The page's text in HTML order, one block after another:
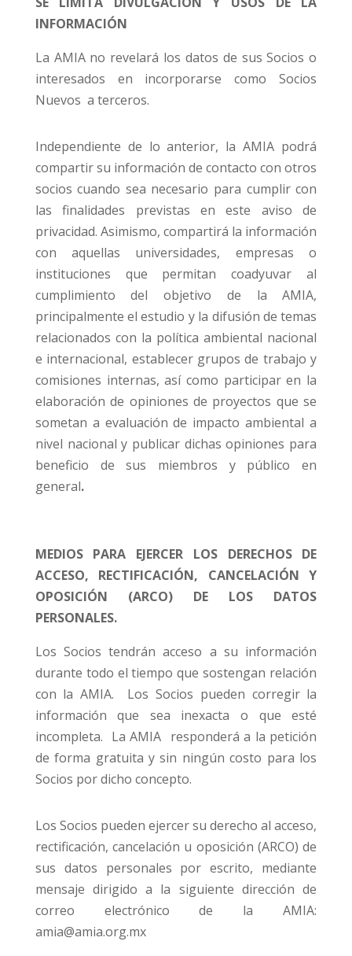
INFORMACIÓN
La AMIA no revelará los datos de sus Socios o
interesados en incorporarse como Socios
Nuevos a terceros.
Independiente de lo anterior, la AMIA podrá
compartir su información de contacto con otros
socios cuando sea necesario para cumplir con
las finalidades previstas en este aviso de
privacidad. Asimismo, compartirá la información
con aquellas universidades, empresas o
instituciones que permitan coadyuvar al
cumplimiento del objetivo de la AMIA,
principalmente el estudio y la difusión de temas
relacionados con la política ambiental nacional
e internacional, establecer grupos de trabajo y
comisiones internas, así como participar en la
elaboración de opiniones de proyectos que se
sometan a evaluación de impacto ambiental a
nivel nacional y publicar dichas opiniones para
beneficio de sus miembros y público en
general.
MEDIOS PARA EJERCER LOS DERECHOS DE
ACCESO, RECTIFICACIÓN, CANCELACIÓN Y
OPOSICIÓN (ARCO) DE LOS DATOS
PERSONALES.
Los Socios tendrán acceso a su información
durante todo el tiempo que sostengan relación
con la AMIA. Los Socios pueden corregir la
información que sea inexacta o que esté
incompleta. La AMIA responderá a la petición
de forma gratuita y sin ningún costo para los
Socios por dicho concepto.
Los Socios pueden ejercer su derecho al acceso,
rectificación, cancelación u oposición (ARCO) de
sus datos personales por escrito, mediante
mensaje dirigido a la siguiente dirección de
correo electrónico de la AMIA:
amia@amia.org.mx